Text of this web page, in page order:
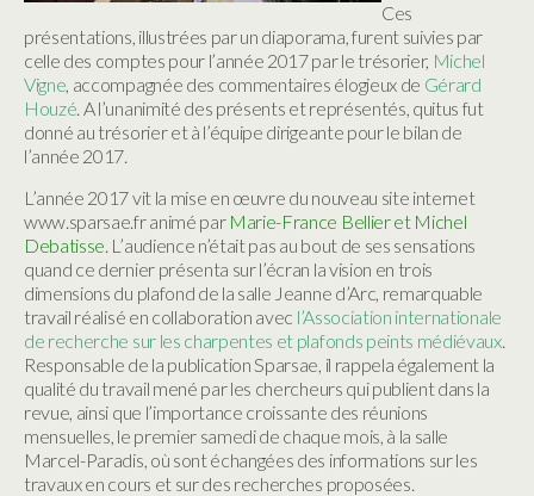
Ces
présentations, illustrées par un diaporama, furent suivies par
celle des comptes pour l’année 2017 par le trésorier, Michel
Vigne, accompagnée des commentaires élogieux de Gérard
Houzé. A l’unanimité des présents et représentés, quitus fut
donné au trésorier et à l’équipe dirigeante pour le bilan de
l’année 2017.
L’année 2017 vit la mise en œuvre du nouveau site internet
www.sparsae.fr animé parMarie-France Bellier et Michel
Debatisse. L’audience n’était pas au bout de ses sensations
quand ce dernier présenta sur l’écran la vision en trois
dimensions du plafond de la salle Jeanne d’Arc, remarquable
travail réalisé en collaboration avec l’Association internationale
de recherche sur les charpentes et plafonds peints médiévaux.
Responsable de la publication Sparsae, il rappela également la
qualité du travail mené par les chercheurs qui publient dans la
revue, ainsi que l’importance croissante des réunions
mensuelles, le premier samedi de chaque mois, à la salle
Marcel-Paradis, où sont échangées des informations sur les
travaux en cours et sur des recherches proposées.